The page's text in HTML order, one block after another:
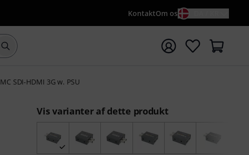
KontaktOm os
Start søgning med søgeord {searchTerm}
MC SDI-HDMI 3G w. PSU
Vis varianter af dette produkt